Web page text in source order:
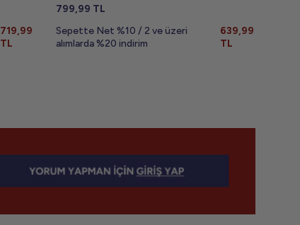
719,99
TL
799,99 TL
Sepette Net %10 / 2 ve üzeri
alımlarda %20 indirim
639,99
TL